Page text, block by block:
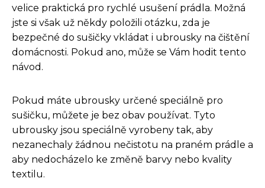
velice praktická pro rychlé usušení prádla. Možná
jste si však už někdy položili otázku, zda je
bezpečné do sušičky vkládat i ubrousky na čištění
domácnosti. Pokud ano, může se Vám hodit tento
návod.
Pokud máte ubrousky určené speciálně pro
sušičku, můžete je bez obav používat. Tyto
ubrousky jsou speciálně vyrobeny tak, aby
nezanechaly žádnou nečistotu na praném prádle a
aby nedocházelo ke změně barvy nebo kvality
textilu.